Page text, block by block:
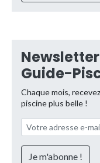
Newsletter
Guide-
Chaque mois,
piscine plus belle !